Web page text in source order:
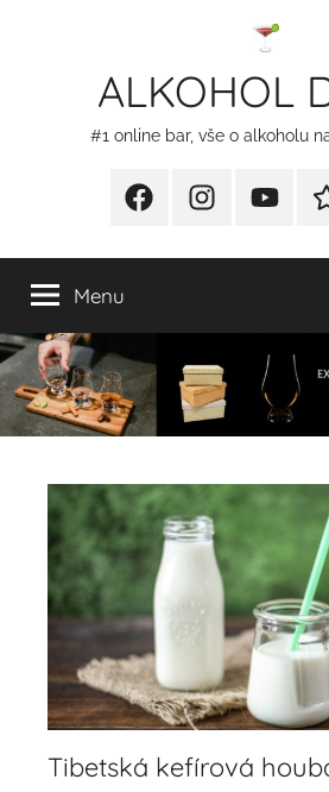
ALKOHOL
#1 online bar, vše o alkoholu
FacebookInstagram
YT
Menu
Tibetská kefírová